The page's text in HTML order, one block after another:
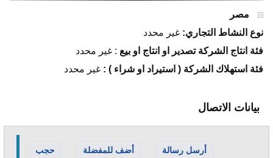
مصر
نوع النشاط التجاري: غير محدد
فئة انتاج الشركة تصدير او انتاج او بيع : غير محدد
فئة استهلاك الشركة ( استيراد او شراء ) : غير محدد
بيانات الاتصال
حجب أضف للمفضلة أرسل رسالة